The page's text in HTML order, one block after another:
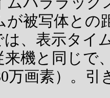
が被写体との
、表示タイ
機と同じで
万画素）。